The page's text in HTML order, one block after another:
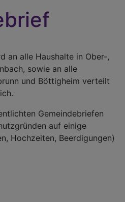
an alle Haushalte in Ober-,
sowie an alle
und Böttigheim verteilt
Gemeindebriefen
auf einige
Hochzeiten, Beerdigungen)